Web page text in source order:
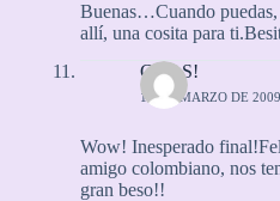
Buenas…Cuando
allí, una cosita para
CeLeS!
16 DE MARZO DE
Wow! Inesperado
amigo colombiano, nos
gran beso!!